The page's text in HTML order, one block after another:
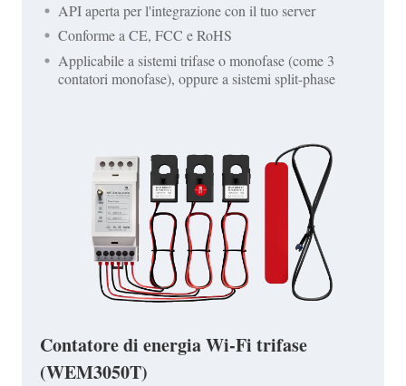
API aperta per l'integrazione con il tuo server
Conforme a CE, FCC e RoHS
Applicabile a sistemi trifase o monofase (come 3
contatori monofase), oppure a sistemi split-phase
Contatore di energia Wi-Fi trifase
(WEM3050T)